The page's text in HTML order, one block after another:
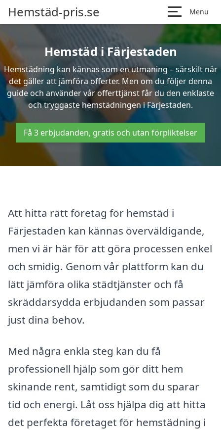
Hemstäd-pris.se Menu
Hemstäd i Färjestaden
Hemstädning kan kännas som en utmaning – särskilt när
det gäller att jämföra offerter. Men om du följer denna
guide och använder vår offerttjänst får du den enklaste
och tryggaste hemstädningen i Färjestaden.
Få 3 erbjudanden, gratis och utan förpliktelser
Att hitta rätt företag för hemstäd i
Färjestaden kan kännas överväldigande,
men vi är här för att göra processen enkel
och smidig. Genom vår plattform kan du
lätt jämföra olika städtjänster och få
skräddarsydda erbjudanden som passar
just dina behov.
Med några enkla steg kan du få
professionell hjälp som gör ditt hem
skinande rent, samtidigt som du sparar
tid och energi. Låt oss hjälpa dig att hitta
det perfekta företaget för hemstädning i